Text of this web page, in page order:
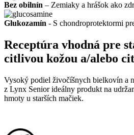
Bez obilnín – Zemiaky a hrášok ako
Glukozamín - S chondroprotektormi
Receptúra vhodná pre
citlivou kožou a/alebo
Vysoký podiel živočíšnych bielkovín a
z Lynx Senior ideálny produkt na
hmoty u starších mačiek.